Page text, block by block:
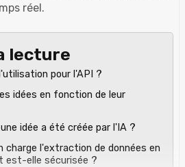
réel.
lecture
pour l'API ?
idées en fonction de leur
idée a été créée par l'IA ?
charge l'extraction de données en
est-elle sécurisée ?‍